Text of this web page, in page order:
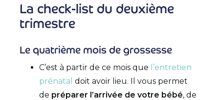
La check-list du deuxième
trimestre
Le quatrième mois de grossesse
C’est à partir de ce mois que l’entretien
prénatal doit avoir lieu. Il vous permet
de préparer l’arrivée de votre bébé, de